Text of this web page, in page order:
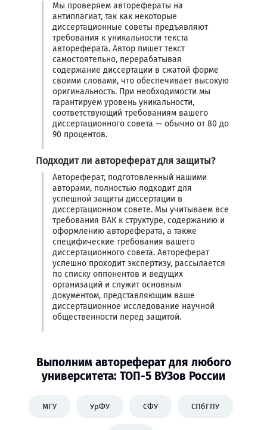
Мы проверяем авторефераты на
антиплагиат, так как некоторые
диссертационные советы предъявляют
требования к уникальности текста
автореферата. Автор пишет текст
самостоятельно, перерабатывая
содержание диссертации в сжатой форме
своими словами, что обеспечивает высокую
оригинальность. При необходимости мы
гарантируем уровень уникальности,
соответствующий требованиям вашего
диссертационного совета — обычно от 80 до
90 процентов.
Подходит ли автореферат для защиты?
Автореферат, подготовленный нашими
авторами, полностью подходит для
успешной защиты диссертации в
диссертационном совете. Мы учитываем все
требования ВАК к структуре, содержанию и
оформлению автореферата, а также
специфические требования вашего
диссертационного совета. Автореферат
успешно проходит экспертизу, рассылается
по списку оппонентов и ведущих
организаций и служит основным
документом, представляющим ваше
диссертационное исследование научной
общественности перед защитой.
Выполним автореферат для любого
университета: ТОП-5 ВУЗов России
МГУ УрФУ СФУ СПбГПУ